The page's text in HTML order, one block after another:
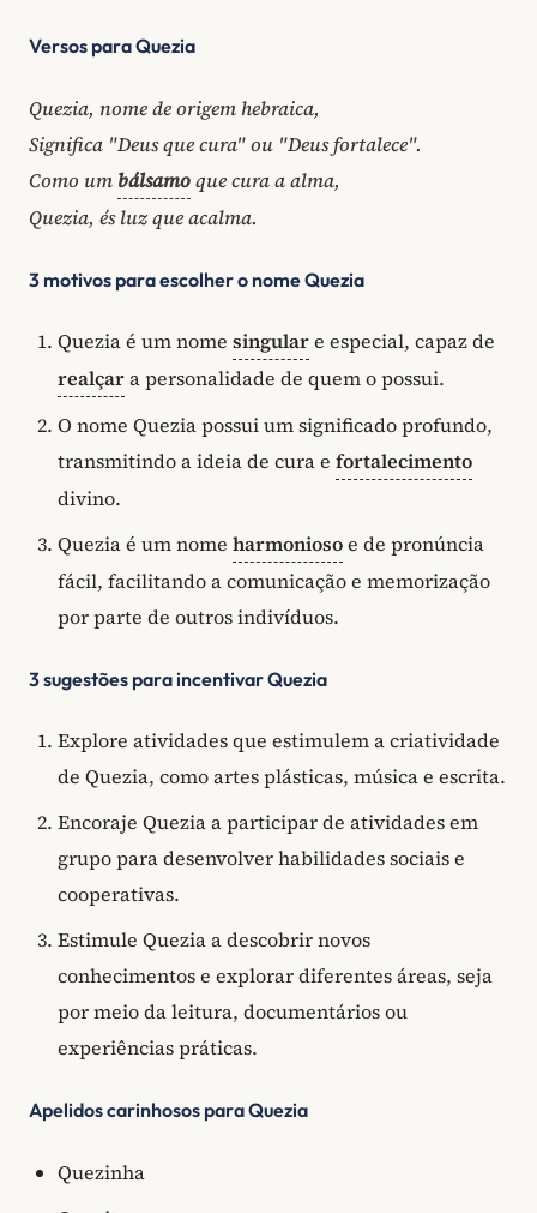
Versos para Quezia
Quezia, nome de origem hebraica,
Significa "Deus que cura" ou "Deus fortalece".
Como um bálsamoque cura a alma,
Quezia, és luz que acalma.
3 motivos para escolher o nome Quezia
Quezia é um nome singulare especial, capaz de
realçara personalidade de quem o possui.
O nome Quezia possui um significado profundo,
transmitindo a ideia de cura e fortalecimento
divino.
Quezia é um nome harmoniosoe de pronúncia
fácil, facilitando a comunicação e memorização
por parte de outros indivíduos.
3 sugestões para incentivar Quezia
Explore atividades que estimulem a criatividade
de Quezia, como artes plásticas, música e escrita.
Encoraje Quezia a participar de atividades em
grupo para desenvolver habilidades sociais e
cooperativas.
Estimule Quezia a descobrir novos
conhecimentos e explorar diferentes áreas, seja
por meio da leitura, documentários ou
experiências práticas.
Apelidos carinhosos para Quezia
Quezinha